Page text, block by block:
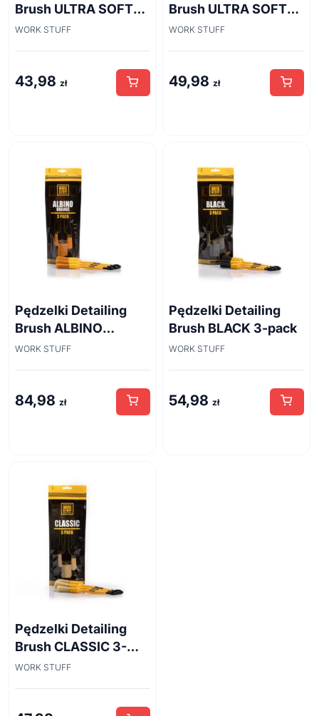
Brush ULTRA SOFT
20mm
WORK STUFF
43,98 zł
Brush ULTRA SOFT
23mm
WORK STUFF
49,98 zł
Pędzelki Detailing
Brush ALBINO
Orange 3-pack
WORK STUFF
84,98 zł
Pędzelki Detailing
Brush BLACK 3-pack
WORK STUFF
54,98 zł
Pędzelki Detailing
Brush CLASSIC 3-
pack
WORK STUFF